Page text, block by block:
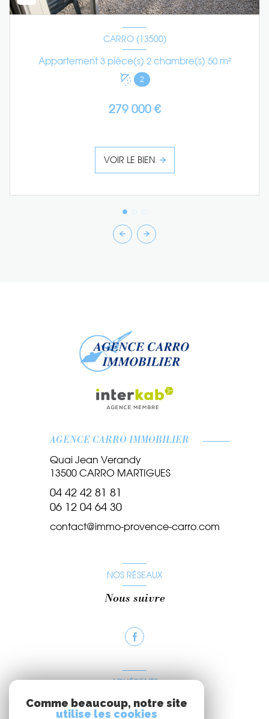
CARRO (13500)
Appartement 3 pièce(s) 2 chambre(s) 50 m²
2
279 000 €
VOIR LE BIEN
AGENCE CARRO IMMOBILIER
Quai Jean Verandy
13500 CARRO MARTIGUES
04 42 42 81 81
06 12 04 64 30
contact@immo-provence-carro.com
NOS RÉSEAUX
Nous suivre
ADHÉRENTS
Nous adhérons
Comme beaucoup, notre site
utilise les cookies